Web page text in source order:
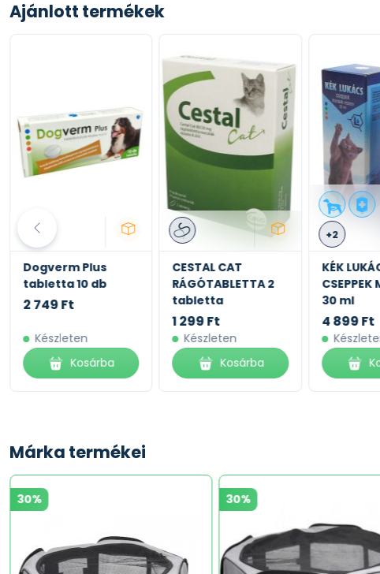
Nem szárítható szárítógépben, nem vasalható vagy
A jobb hatás érdekében, alkalmazzon mellé Flamingo
hozzá a pelenka használatához. Tökéletesen passzol a
Ajánlott termékek
Dogverm Plus
tabletta 10 db
2 749 Ft
Készleten
Kosárba
CESTAL CAT
RÁGÓTABLETTA 2
tabletta
1 299 Ft
Készleten
Kosárba
+2
KÉK
CSEPPEK
30 ml
4 899 Ft
Márka termékei
30% 30%